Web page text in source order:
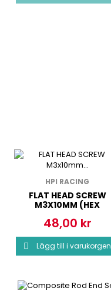
HPI RACING
FLAT HEAD SCREW
M3X10MM (HEX
Pris
48,00 kr
 Lägg till i varukorgen